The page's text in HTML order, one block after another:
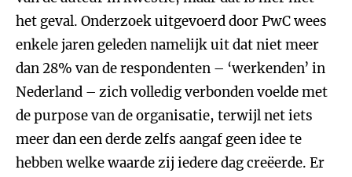
het geval. Onderzoek uitgevoerd door PwC wees
enkele jaren geleden namelijk uit dat niet meer
dan 28% van de respondenten – ‘werkenden’ in
Nederland – zich volledig verbonden voelde met
de purpose van de organisatie, terwijl net iets
meer dan een derde zelfs aangaf geen idee te
hebben welke waarde zij iedere dag creëerde. Er